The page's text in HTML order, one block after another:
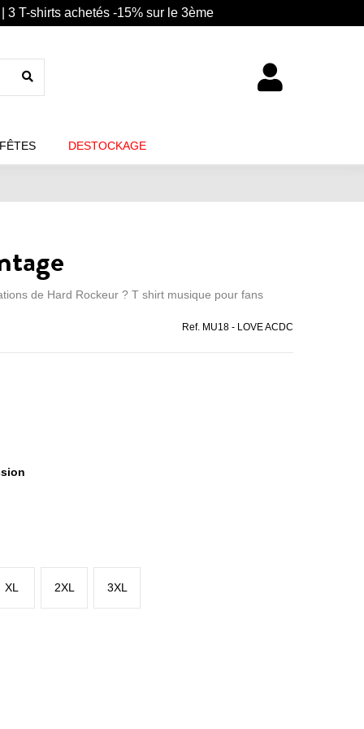
3 T-shirts achetés -15% sur le 3ème
DESTOCKAGE
de Hard Rockeur ? T shirt musique pour fans
Ref. MU18 - LOVE ACDC
XL 2XL 3XL